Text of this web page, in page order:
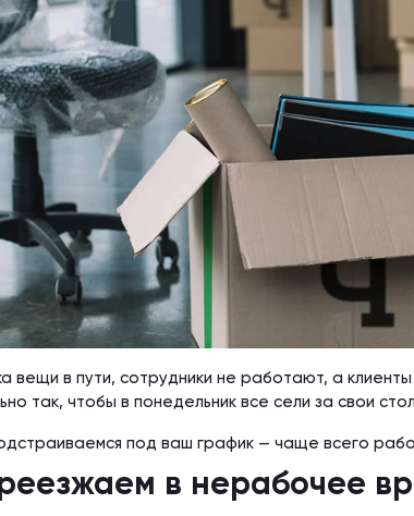
вещи в пути, сотрудники не работают, а
так, чтобы в понедельник все сели за свои
под ваш график — чаще всего
в нерабочее